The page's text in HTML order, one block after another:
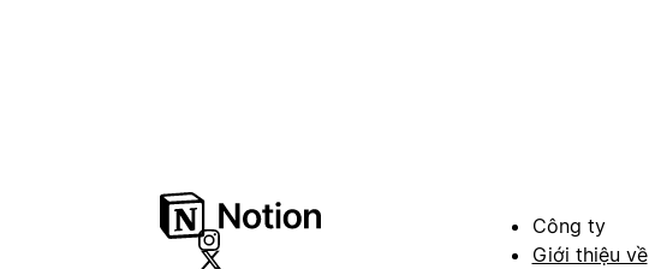
Công ty
Giới thiệu về